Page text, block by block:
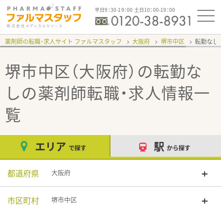
平日9：30-19：00 土日10：00-19：00
薬剤師の転職・求人サイト ファルマスタッフ 大阪府 堺市中区 転勤なし
堺市中区（大阪府）の転勤な
しの薬剤師転職・求人情報一
覧
エリア で探す 駅 から探す
都道府県 大阪府
市区町村 堺市中区